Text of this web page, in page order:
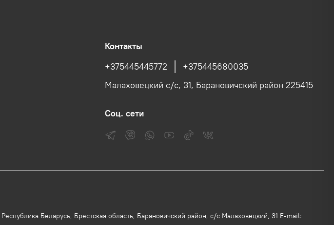
Контакты
+375445445772
+375445680035
Малаховецкий с/c, 31, Барановичский район 225415
Соц. сети
Беларусь, Брестская область, Барановичский район, с/с Малаховецкий, 31 E-mail: